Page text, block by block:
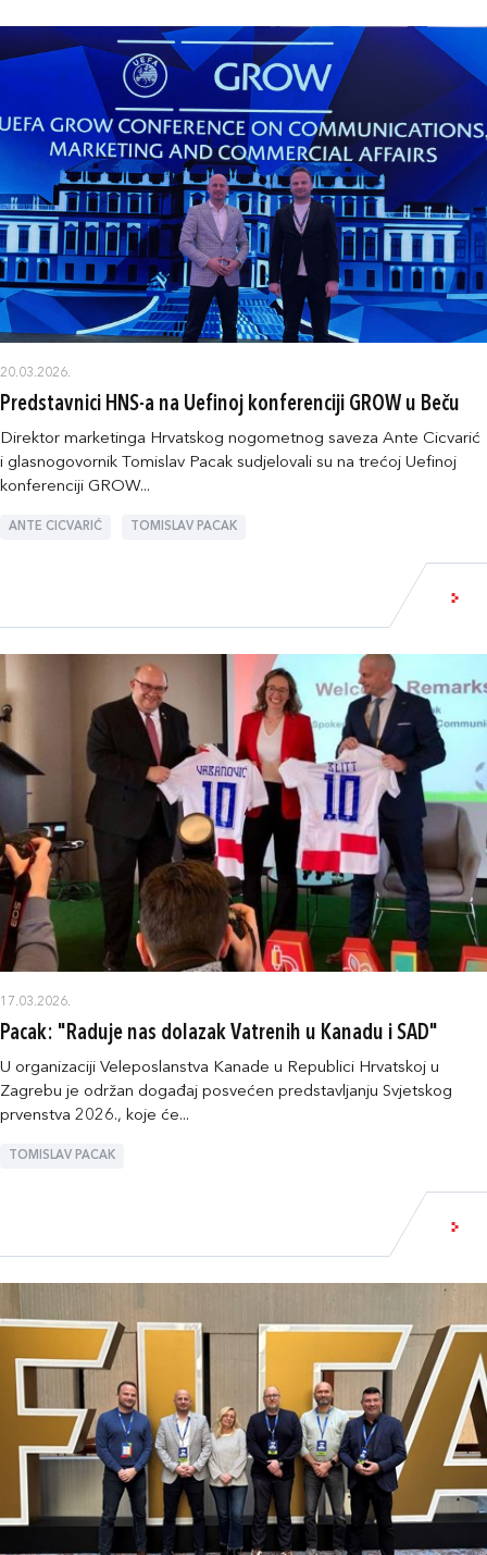
20.03.2026.
Predstavnici HNS-a na Uefinoj konferenciji GROW u Beču
Direktor marketinga Hrvatskog nogometnog saveza Ante Cicvarić
i glasnogovornik Tomislav Pacak sudjelovali su na trećoj Uefinoj
konferenciji GROW...
ANTE CICVARIĆ TOMISLAV PACAK
17.03.2026.
Pacak: "Raduje nas dolazak Vatrenih u Kanadu i SAD"
U organizaciji Veleposlanstva Kanade u Republici Hrvatskoj u
Zagrebu je održan događaj posvećen predstavljanju Svjetskog
prvenstva 2026., koje će...
TOMISLAV PACAK